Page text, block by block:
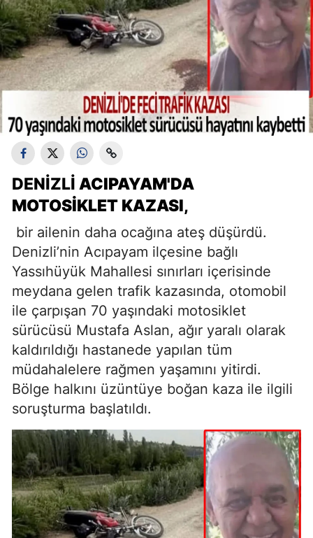
DENIZLI ACIPAYAM'DA
MOTOSIKLET KAZASI,
bir ailenin daha ocağına ateş düşürdü.
Denizli’nin Acıpayam ilçesine bağlı
Yassıhüyük Mahallesi sınırları içerisinde
meydana gelen trafik kazasında, otomobil
ile çarpışan 70 yaşındaki motosiklet
sürücüsü Mustafa Aslan, ağır yaralı olarak
kaldırıldığı hastanede yapılan tüm
müdahalelere rağmen yaşamını yitirdi.
Bölge halkını üzüntüye boğan kaza ile ilgili
soruşturma başlatıldı.